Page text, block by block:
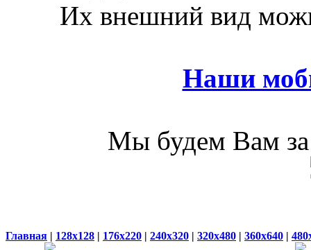
Их внешний вид
Наши
Мы будем Вам за
Главная | 128x128 | 176x220 | 240x320 | 320x480 | 360x640 |